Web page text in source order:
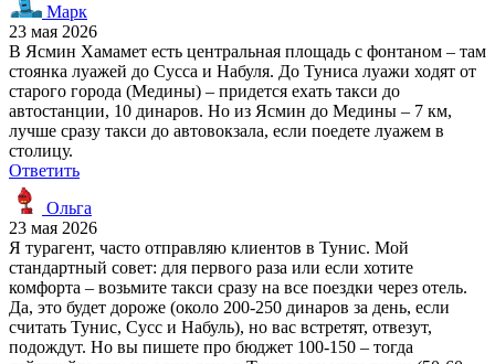
Марк
23 мая 2026
В Ясмин Хамамет есть центральная площадь с фонтаном – там
стоянка луажей до Сусса и Набуля. До Туниса луажи ходят от
старого города (Медины) – придется ехать такси до
автостанции, 10 динаров. Но из Ясмин до Медины – 7 км,
лучше сразу такси до автовокзала, если поедете луажем в
столицу.
Ответить
Ольга
23 мая 2026
Я турагент, часто отправляю клиентов в Тунис. Мой
стандартный совет: для первого раза или если хотите
комфорта – возьмите такси сразу на все поездки через отель.
Да, это будет дороже (около 200-250 динаров за день, если
считать Тунис, Сусс и Набуль), но вас встретят, отвезут,
подождут. Но вы пишете про бюджет 100-150 – тогда